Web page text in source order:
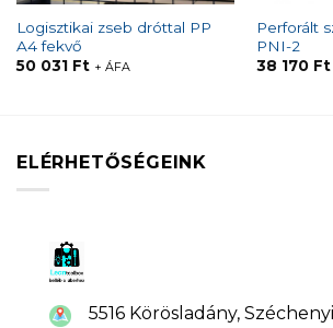
Logisztikai zseb dróttal PP
A4 fekvő
50 031 Ft + ÁFA
Perforált
PNI-2
38 170 Ft
ELÉRHETŐSÉGEINK
5516 Körösladány,